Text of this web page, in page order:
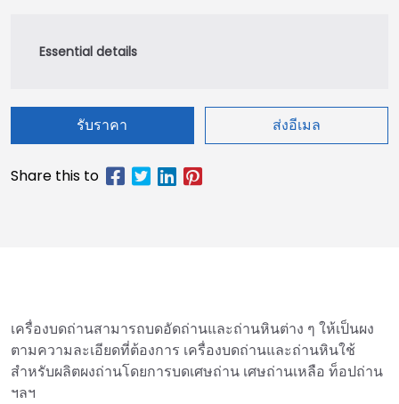
รับราคา ส่งอีเมล
เครื่องบดถ่านสามารถบดอัดถ่านและถ่านหินต่าง ๆ ให้เป็นผง
ตามความละเอียดที่ต้องการ เครื่องบดถ่านและถ่านหินใช้
สำหรับผลิตผงถ่านโดยการบดเศษถ่าน เศษถ่านเหลือ ท็อปถ่าน
ฯลฯ